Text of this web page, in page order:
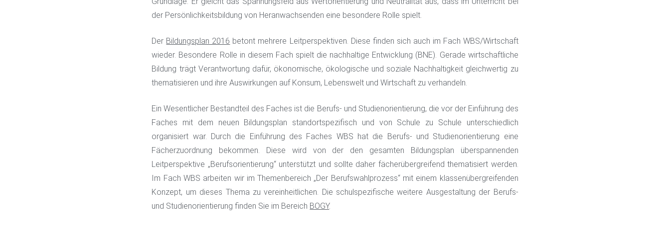
der Persönlichkeitsbildung von Heranwachsenden eine besondere Rolle spielt.
Der Bildungsplan 2016 betont mehrere Leitperspektiven. Diese finden sich auch im Fach WBS/Wirtschaft
wieder. Besondere Rolle in diesem Fach spielt die nachhaltige Entwicklung (BNE). Gerade wirtschaftliche
Bildung trägt Verantwortung dafür, ökonomische, ökologische und soziale Nachhaltigkeit gleichwertig zu
thematisieren und ihre Auswirkungen auf Konsum, Lebenswelt und Wirtschaft zu verhandeln.
Ein Wesentlicher Bestandteil des Faches ist die Berufs- und Studienorientierung, die vor der Einführung des
Faches mit dem neuen Bildungsplan standortspezifisch und von Schule zu Schule unterschiedlich
organisiert war. Durch die Einführung des Faches WBS hat die Berufs- und Studienorientierung eine
Fächerzuordnung bekommen. Diese wird von der den gesamten Bildungsplan überspannenden
Leitperspektive „Berufsorientierung“ unterstützt und sollte daher fächerübergreifend thematisiert werden.
Im Fach WBS arbeiten wir im Themenbereich „Der Berufswahlprozess“ mit einem klassenübergreifenden
Konzept, um dieses Thema zu vereinheitlichen. Die schulspezifische weitere Ausgestaltung der Berufs-
und Studienorientierung finden Sie im Bereich BOGY.